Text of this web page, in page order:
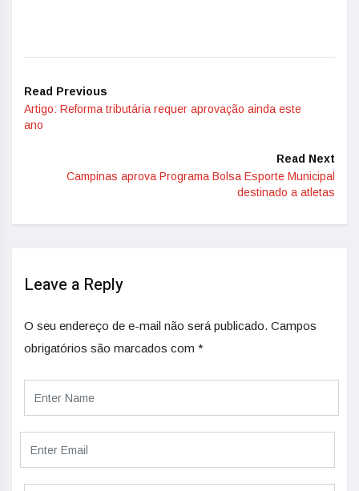
Read Previous
Artigo: Reforma tributária requer aprovação ainda este
ano
Read Next
Campinas aprova Programa Bolsa Esporte Municipal
destinado a atletas
Leave a Reply
O seu endereço de e-mail não será publicado. Campos
obrigatórios são marcados com *